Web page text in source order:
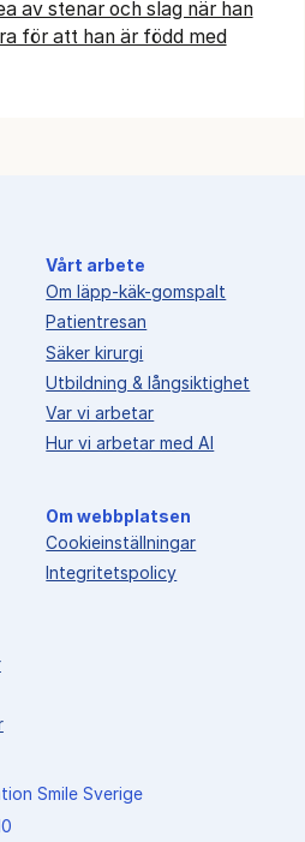
av stenar och slag när han
för att han är född med
Vårt arbete
Om läpp-käk-gomspalt
Patientresan
Säker kirurgi
Utbildning & långsiktighet
Var vi arbetar
Hur vi arbetar med AI
Om webbplatsen
Cookieinställningar
Integritetspolicy
Smile Sverige